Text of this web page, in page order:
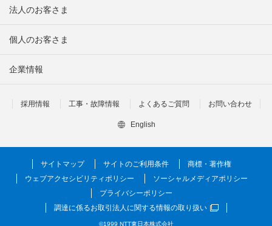
法人のお客さま
個人のお客さま
企業情報
採用情報 工事・故障情報 よくあるご質問 お問い合わせ
English
サイトマップ サイトのご利用条件
商標・著作権
ウェブアクセシビリティポリシー
ソーシャルメディアポリシー
プライバシーポリシー
調達に係るお取引法人に関する情報の取り扱い
©1999 NTT東日本株式会社